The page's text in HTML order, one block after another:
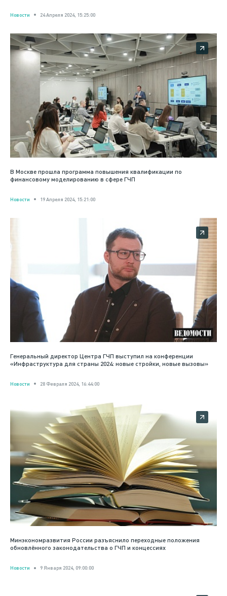
Новости 24 Апреля 2024, 15:25:00
В Москве прошла программа повышения квалификации по
финансовому моделированию в сфере ГЧП
Новости 19 Апреля 2024, 15:21:00
Генеральный директор Центра ГЧП выступил на конференции
«Инфраструктура для страны 2024: новые стройки, новые вызовы»
Новости 28 Февраля 2024, 16:44:00
Минэкономразвития России разъяснило переходные положения
обновлённого законодательства о ГЧП и концессиях
Новости 9 Января 2024, 09:00:00